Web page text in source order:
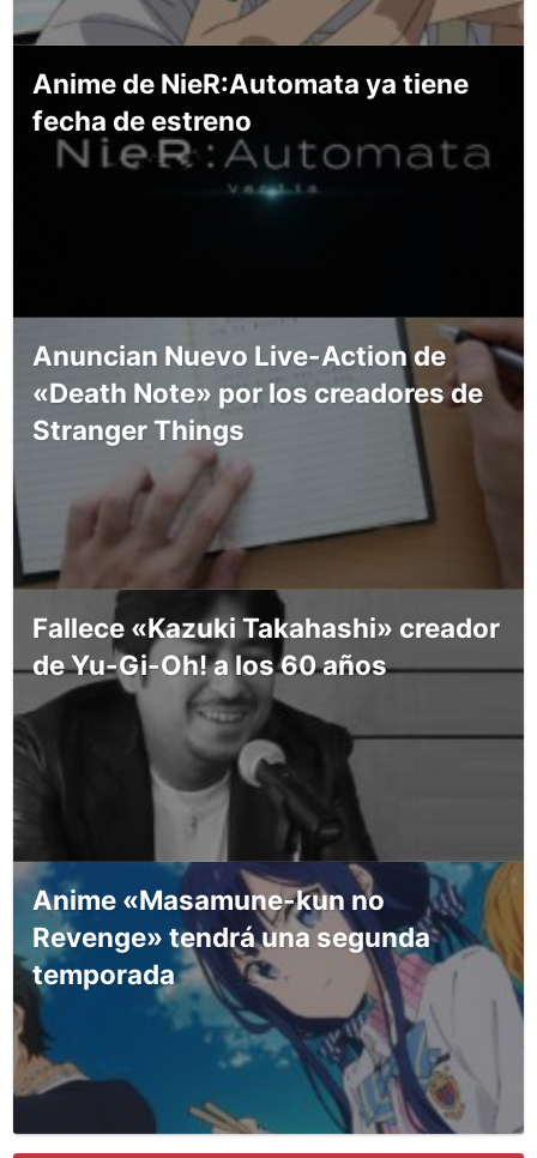
Anime de NieR:Automata ya tiene
fecha de estreno
Anuncian Nuevo Live-Action de
«Death Note» por los creadores de
Stranger Things
Fallece «Kazuki Takahashi» creador
de Yu-Gi-Oh! a los 60 años
Anime «Masamune-kun no
Revenge» tendrá una segunda
temporada